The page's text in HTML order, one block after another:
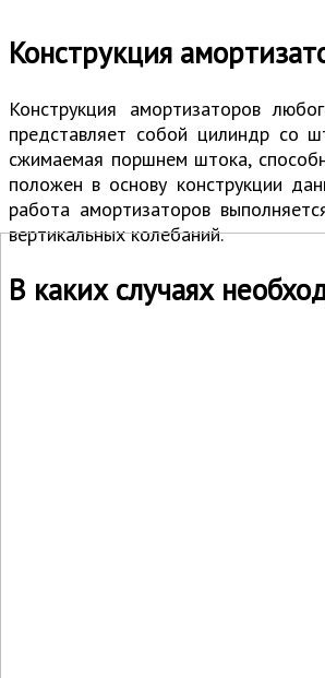
Конструкция
Конструкция амортизаторов
представляет собой цилиндр со
сжимаемая поршнем штока,
положен в основу конструкции
работа амортизаторов
вертикальных колебаний.
В каких случаях